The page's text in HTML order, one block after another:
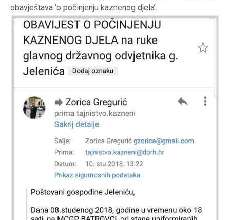
obavještava ‘o počinjenju kaznenog djela’.